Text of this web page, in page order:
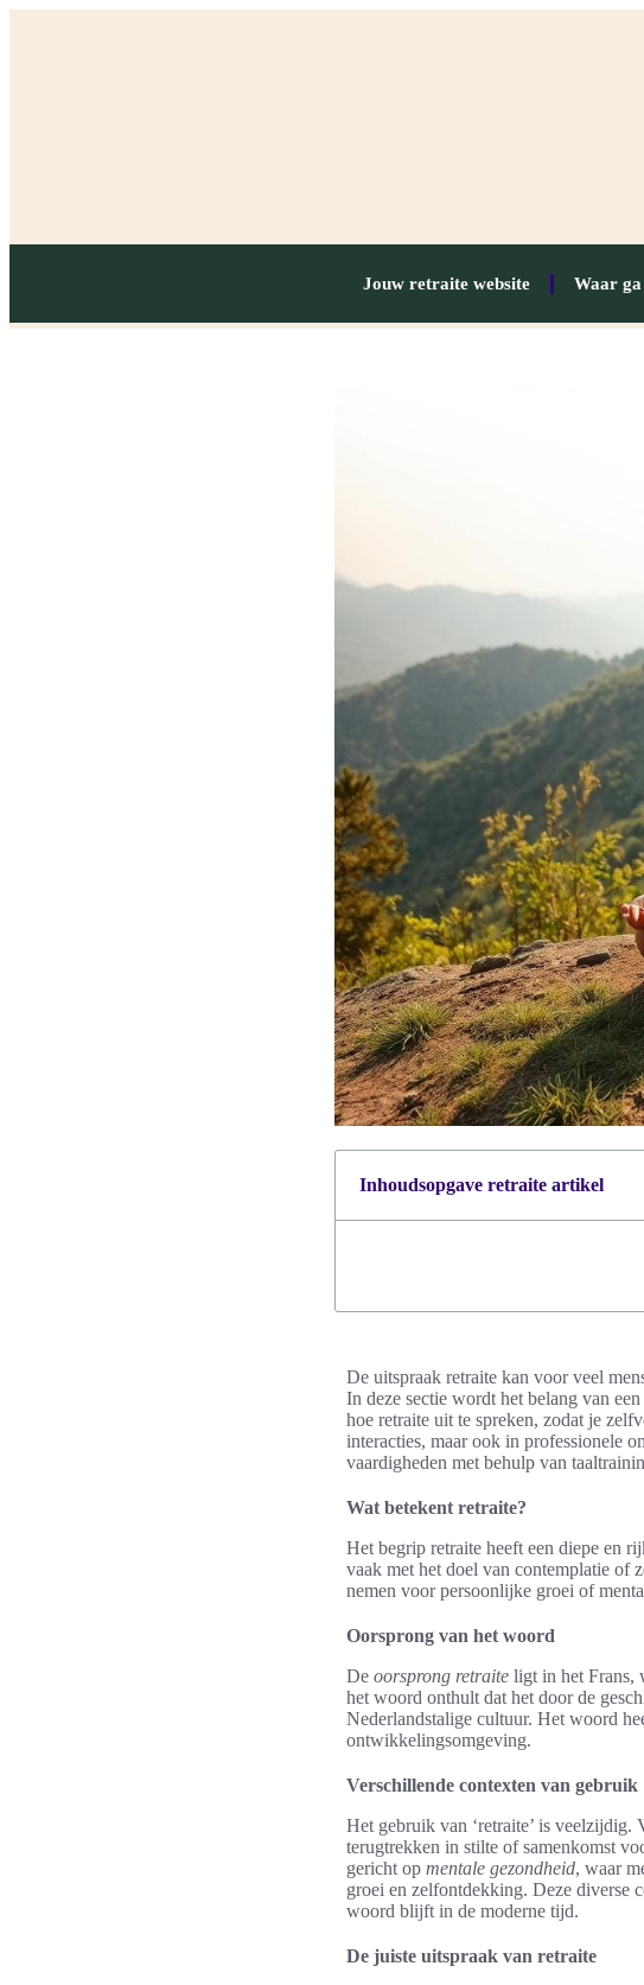
Jouw retraite website Waar
Inhoudsopgave retraite artikel
De uitspraak retraite kan voor veel
In deze sectie wordt het belang van
hoe retraite uit te spreken, zodat je
interacties, maar ook in professionele
vaardigheden met behulp van
Wat betekent retraite?
Het begrip retraite heeft een diepe en
vaak met het doel van contemplatie of
nemen voor persoonlijke groei of
Oorsprong van het woord
De oorsprong retraite ligt in het Frans,
het woord onthult dat het door de
Nederlandstalige cultuur. Het woord
ontwikkelingsomgeving.
Verschillende contexten van gebruik
Het gebruik van ‘retraite’ is veelzijdig.
terugtrekken in stilte of samenkomst
gericht op mentale gezondheid, waar
groei en zelfontdekking. Deze diverse
woord blijft in de moderne tijd.
De juiste uitspraak van retraite